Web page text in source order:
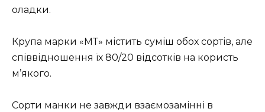
оладки.
Крупа марки «МТ» містить суміш обох сортів, але
співвідношення їх 80/20 відсотків на користь
м’якого.
Сорти манки не завжди взаємозамінні в